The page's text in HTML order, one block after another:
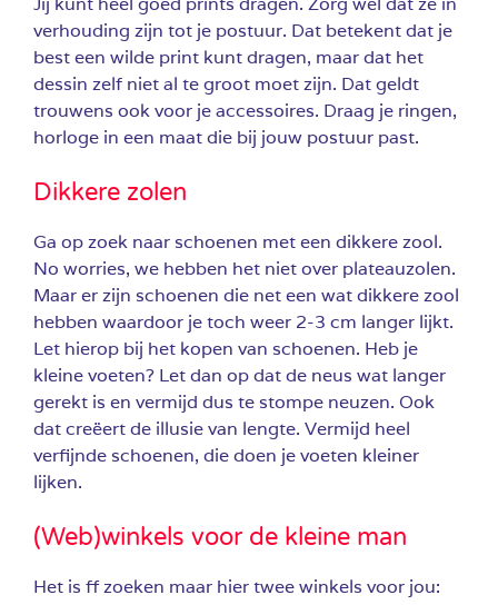
verhouding zijn tot je postuur. Dat betekent dat je
best een wilde print kunt dragen, maar dat het
dessin zelf niet al te groot moet zijn. Dat geldt
trouwens ook voor je accessoires. Draag je ringen,
horloge in een maat die bij jouw postuur past.
Dikkere zolen
Ga op zoek naar schoenen met een dikkere zool.
No worries, we hebben het niet over plateauzolen.
Maar er zijn schoenen die net een wat dikkere zool
hebben waardoor je toch weer 2-3 cm langer lijkt.
Let hierop bij het kopen van schoenen. Heb je
kleine voeten? Let dan op dat de neus wat langer
gerekt is en vermijd dus te stompe neuzen. Ook
dat creëert de illusie van lengte. Vermijd heel
verfijnde schoenen, die doen je voeten kleiner
lijken.
(Web)winkels voor de kleine man
Het is ff zoeken maar hier twee winkels voor jou: